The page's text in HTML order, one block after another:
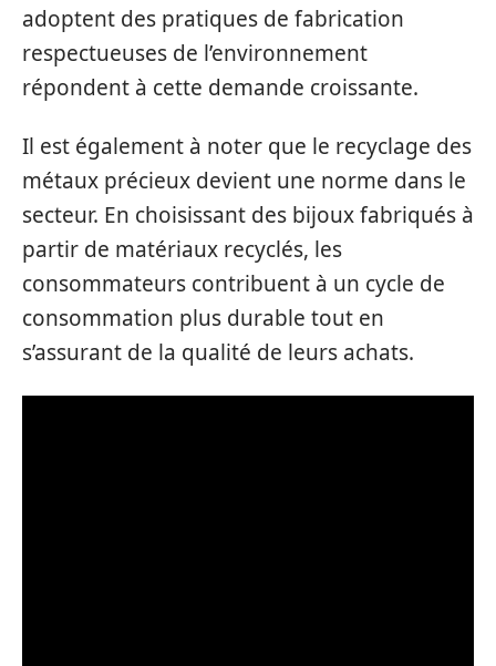
adoptent des pratiques de fabrication
respectueuses de l’environnement
répondent à cette demande croissante.
Il est également à noter que le recyclage des
métaux précieux devient une norme dans le
secteur. En choisissant des bijoux fabriqués à
partir de matériaux recyclés, les
consommateurs contribuent à un cycle de
consommation plus durable tout en
s’assurant de la qualité de leurs achats.